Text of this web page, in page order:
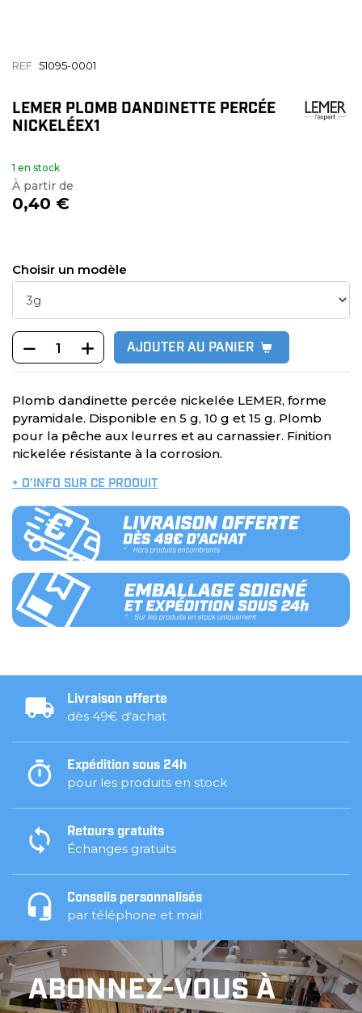
REF 51095-0001
LEMER PLOMB DANDINETTE PERCÉE
NICKELÉEX1
1 en stock
À partir de
0,40 €
Choisir un modèle
AJOUTER AU PANIER
Plomb dandinette percée nickelée LEMER, forme
pyramidale. Disponible en 5 g, 10 g et 15 g. Plomb
pour la pêche aux leurres et au carnassier. Finition
nickelée résistante à la corrosion.
+ D’INFO SUR CE PRODUIT
Livraison offerte
dès 49€ d'achat
Expédition sous 24h
pour les produits en stock
Retours gratuits
Échanges gratuits
Conseils personnalisés
par téléphone et mail
ABONNEZ-VOUS À